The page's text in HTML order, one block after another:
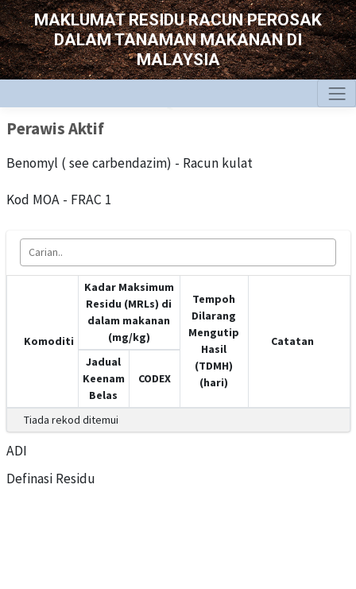
MAKLUMAT RESIDU RACUN PEROSAK
DALAM TANAMAN MAKANAN DI
MALAYSIA
Perawis Aktif
Benomyl ( see carbendazim) - Racun kulat
Kod MOA - FRAC 1
Komoditi
Kadar Maksimum
Residu (MRLs) di
dalam makanan
(mg/kg)
Tempoh
Dilarang
Mengutip
Hasil
(TDMH)
(hari)
Catatan
Jadual
Keenam
Belas
CODEX
Tiada rekod ditemui
ADI
Definasi Residu